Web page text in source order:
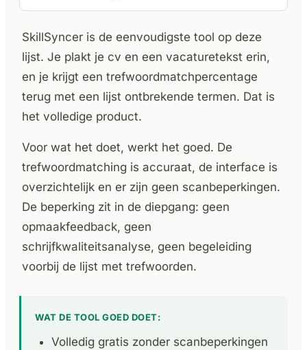
SkillSyncer is de eenvoudigste tool op deze
lijst. Je plakt je cv en een vacaturetekst erin,
en je krijgt een trefwoordmatchpercentage
terug met een lijst ontbrekende termen. Dat is
het volledige product.
Voor wat het doet, werkt het goed. De
trefwoordmatching is accuraat, de interface is
overzichtelijk en er zijn geen scanbeperkingen.
De beperking zit in de diepgang: geen
opmaakfeedback, geen
schrijfkwaliteitsanalyse, geen begeleiding
voorbij de lijst met trefwoorden.
WAT DE TOOL GOED DOET:
Volledig gratis zonder scanbeperkingen